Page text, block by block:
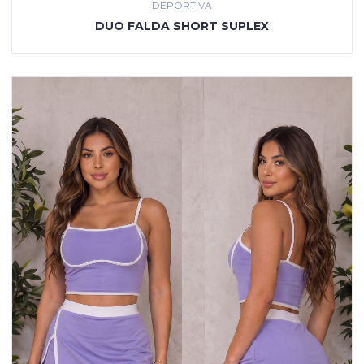
DEPORTIVA
DUO FALDA SHORT SUPLEX
VER PRODUCTO